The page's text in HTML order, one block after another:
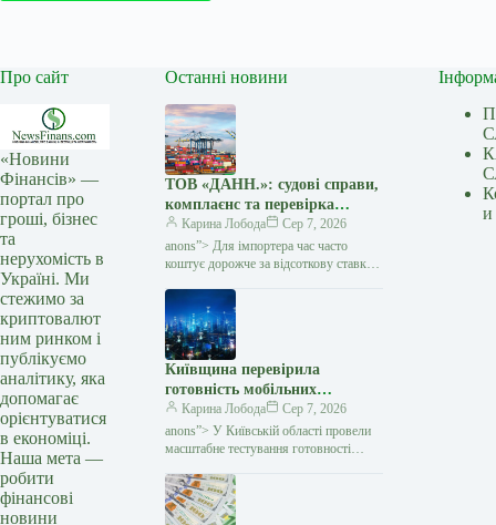
Про сайт
«Новини
Фінансів» —
портал про
гроші, бізнес
та
нерухомість в
Україні. Ми
стежимо за
криптовалют
ним ринком і
публікуємо
аналітику, яка
допомагає
орієнтуватися
в економіці.
Наша мета —
робити
фінансові
новини
Останні новини
ТОВ «ДАНН.»: судові справи,
комплаєнс та перевірка
міжнародних угод — Мінфін
Карина Лобода
Сер 7, 2026
anons”> Для імпортера час часто
коштує дорожче за відсоткову ставку:
потрібно запускати у виробництво,
а кожен день затримки…
Київщина перевірила
готовність мобільних
операторів до блекаутів —
Мінфін
Карина Лобода
Сер 7, 2026
anons”> У Київській області провели
масштабне тестування готовності
до роботи в умовах тривалих
знеструмлень. Про це повідомила
Київська
и